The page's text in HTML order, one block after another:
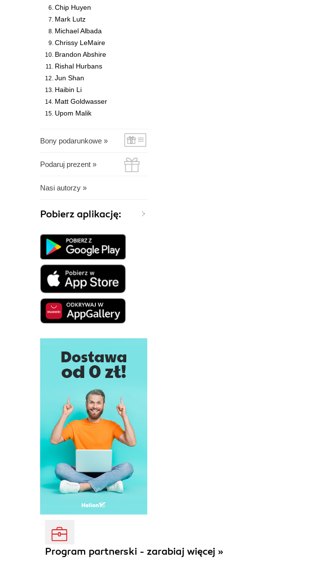
Chip Huyen
Mark Lutz
Michael Albada
Chrissy LeMaire
Brandon Abshire
Rishal Hurbans
Jun Shan
Haibin Li
Matt Goldwasser
Upom Malik
Bony podarunkowe »
Podaruj prezent »
Nasi autorzy »
Pobierz aplikację:
Program partnerski - zarabiaj więcej »